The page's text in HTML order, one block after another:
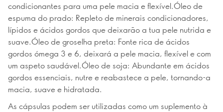
condicionantes para uma pele macia e flexível.Óleo de
espuma do prado: Repleto de minerais condicionadores,
lípidos e ácidos gordos que deixarão a tua pele nutrida e
suave.Óleo de groselha preta: Fonte rica de ácidos
gordos ómega 3 e 6, deixará a pele macia, flexível e com
um aspeto saudável.Óleo de soja: Abundante em ácidos
gordos essenciais, nutre e reabastece a pele, tornando-a
macia, suave e hidratada.
As cápsulas podem ser utilizadas como um suplemento à